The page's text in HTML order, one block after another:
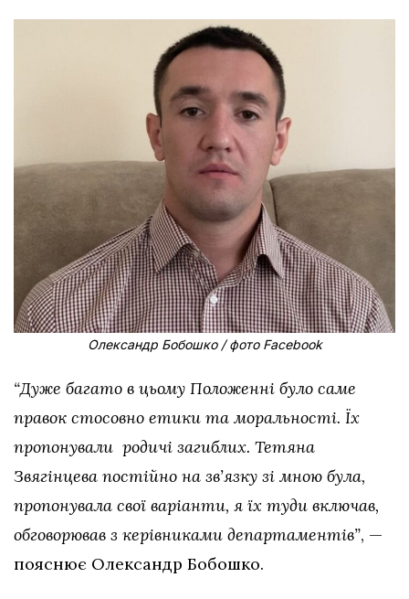
Олександр Бобошко / фото Facebook
“Дуже багато в цьому Положенні було саме
правок стосовно етики та моральності. Їх
пропонували родичі загиблих. Тетяна
Звягінцева постійно на зв’язку зі мною була,
пропонувала свої варіанти, я їх туди включав,
обговорював з керівниками департаментів”, —
пояснює Олександр Бобошко.